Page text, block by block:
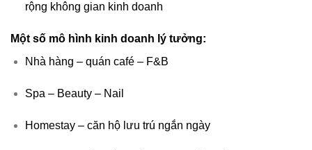
rộng không gian kinh doanh
Một số mô hình kinh doanh lý tưởng:
Nhà hàng – quán café – F&B
Spa – Beauty – Nail
Homestay – căn hộ lưu trú ngắn ngày